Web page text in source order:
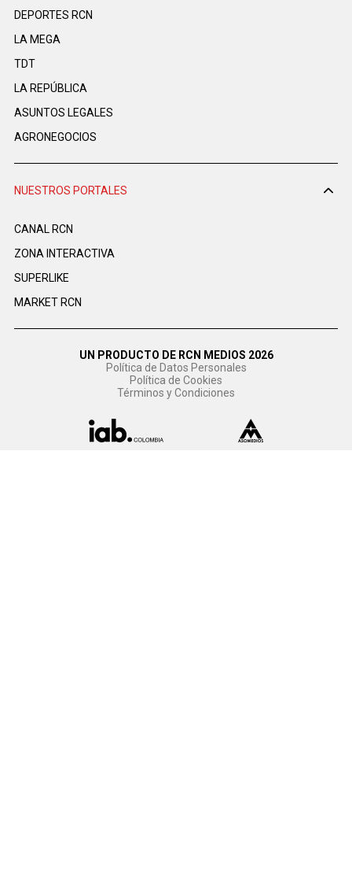
DEPORTES RCN
LA MEGA
TDT
LA REPÚBLICA
ASUNTOS LEGALES
AGRONEGOCIOS
NUESTROS PORTALES
CANAL RCN
ZONA INTERACTIVA
SUPERLIKE
MARKET RCN
UN PRODUCTO DE RCN MEDIOS 2026
Política de Datos Personales
Política de Cookies
Términos y Condiciones